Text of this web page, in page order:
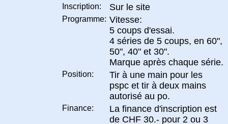
Inscription: Sur le site
Programme: Vitesse:
5 coups d'essai.
4 séries de 5 coups, en 60",
50", 40" et 30".
Marque après chaque série.
Position:
Tir à une main pour les
pspc et tir à deux mains
autorisé au po.
Finance:
La finance d'inscription est
de CHF 30.- pour 2 ou 3